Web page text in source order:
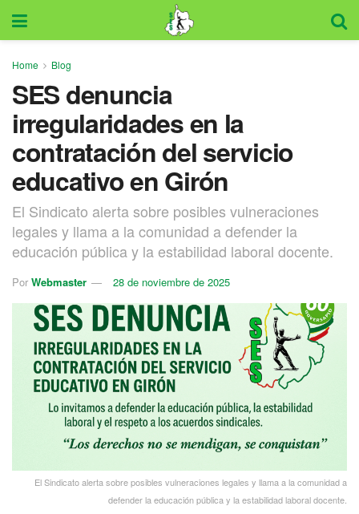
Home Blog
SES denuncia
irregularidades en la
contratación del servicio
educativo en Girón
El Sindicato alerta sobre posibles vulneraciones
legales y llama a la comunidad a defender la
educación pública y la estabilidad laboral docente.
Por Webmaster 28 de noviembre de 2025
El Sindicato alerta sobre posibles vulneraciones legales y llama a la comunidad a
defender la educación pública y la estabilidad laboral docente.